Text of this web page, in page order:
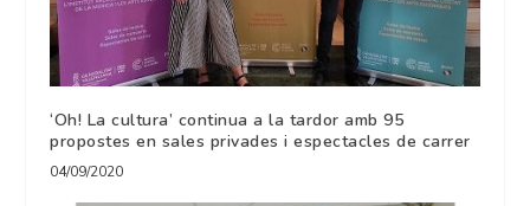
‘Oh! La cultura’ continua a la tardor amb 95
propostes en sales privades i espectacles de carrer
04/09/2020